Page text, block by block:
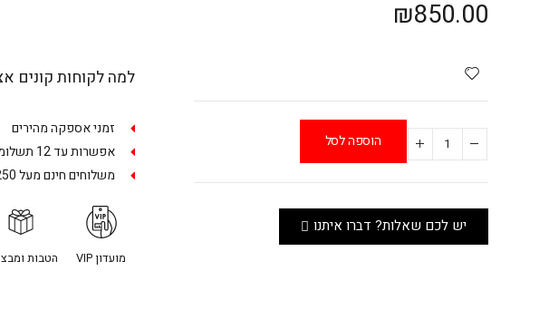
₪850.00
הוספה לסל
יש לכם שאלות? דברו איתנו
למה לקוחות קונים
זמני אספקה מהירים
אפשרות עד 12 תשלומים ללא ריבית
משלוחים חינם מעל 250 ש״ח
מועדון VIP הטבות